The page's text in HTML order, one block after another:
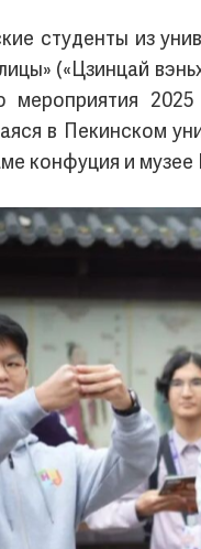
студенты из
(«Цзинцай
мероприятия
в Пекинском
конфуция и